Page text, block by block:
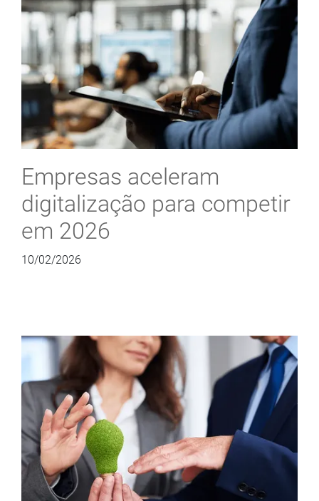
Empresas aceleram
digitalização para competir
em 2026
10/02/2026